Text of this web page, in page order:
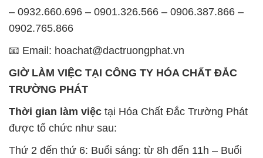
– 0932.660.696 – 0901.326.566 – 0906.387.866 –
0902.765.866
📧 Email: hoachat@dactruongphat.vn
GIỜ LÀM VIỆC TẠI CÔNG TY HÓA CHẤT ĐẮC
TRƯỜNG PHÁT
Thời gian làm việc tại Hóa Chất Đắc Trường Phát
được tổ chức như sau:
Thứ 2 đến thứ 6: Buổi sáng: từ 8h đến 11h – Buổi